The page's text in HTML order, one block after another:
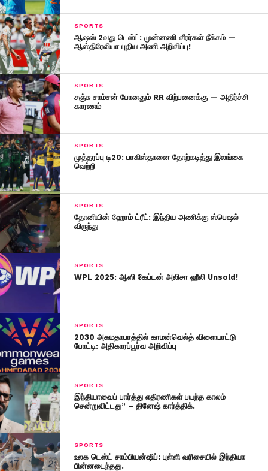
SPORTS
ஆஷஸ் 2வது டெஸ்ட்: முன்னணி வீரர்கள் நீக்கம் —
ஆஸ்திரேலியா புதிய அணி அறிவிப்பு!
SPORTS
சஞ்சு சாம்சன் போனதும் RR விற்பனைக்கு — அதிர்ச்சி
காரணம்
SPORTS
முத்தரப்பு டி20: பாகிஸ்தானை தோற்கடித்து இலங்கை
வெற்றி
SPORTS
தோனியின் ஹோம் ட்ரீட்: இந்திய அணிக்கு ஸ்பெஷல்
விருந்து
SPORTS
WPL 2025: ஆஸி கேப்டன் அலிசா ஹீலி Unsold!
SPORTS
2030 அகம​தா​பாத்​தில் காமன்வெல்த் விளையாட்டு
போட்டி: அதிகாரப்பூர்வ அறிவிப்பு
SPORTS
இந்தியாவைப் பார்த்து எதிரணிகள் பயந்த காலம்
சென்றுவிட்டது” – தினேஷ் கார்த்திக்.
SPORTS
உலக டெஸ்ட் சாம்பியன்ஷிப்: புள்ளி வரிசையில் இந்தியா
பின்னடைந்தது.